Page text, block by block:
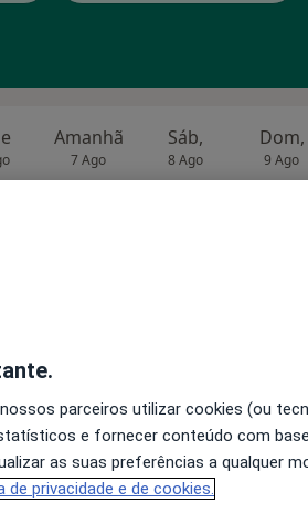
Amanhã
7 Ago
Sáb,
8 Ago
Dom,
9 Ago
parceiros utilizar cookies (ou
e fornecer conteúdo com
as suas preferências a qualquer
de privacidade e de cookies.